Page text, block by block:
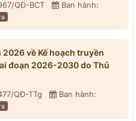
QĐ-BCT
Ban hành:
về Kế hoạch truyền
đoạn 2026-2030 do Thủ
QĐ-TTg
Ban hành: